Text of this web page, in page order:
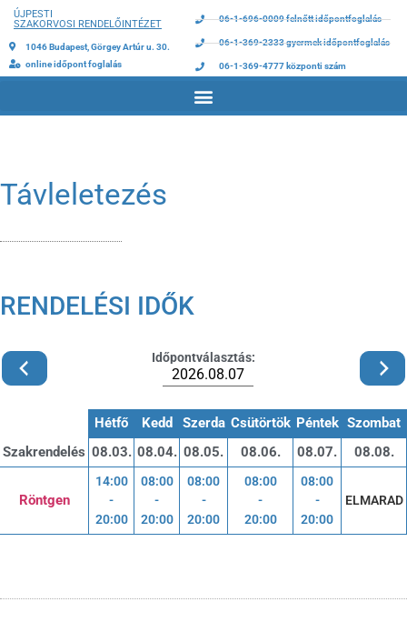
ÚJPESTI
SZAKORVOSI RENDELŐINTÉZET
1046 Budapest, Görgey Artúr u. 30.
online időpont foglalás
06-1-696-0009 felnőtt időpontfoglalás
06-1-369-2333 gyermek időpontfoglalás
06-1-369-4777 központi szám
Távleletezés
RENDELÉSI IDŐK
Időpontválasztás:
Szakrendelés
Hétfő Kedd Szerda Csütörtök Péntek Szombat
08.03. 08.04. 08.05. 08.06. 08.07. 08.08.
Röntgen
14:00
-
20:00
08:00
-
20:00
08:00
-
20:00
08:00
-
20:00
08:00
-
20:00